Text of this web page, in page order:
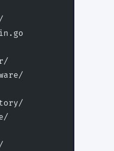
# エントリ
# HTTPハン
# ミドルウ
# データモ
# データベ
# ビジネス
# 設定管理